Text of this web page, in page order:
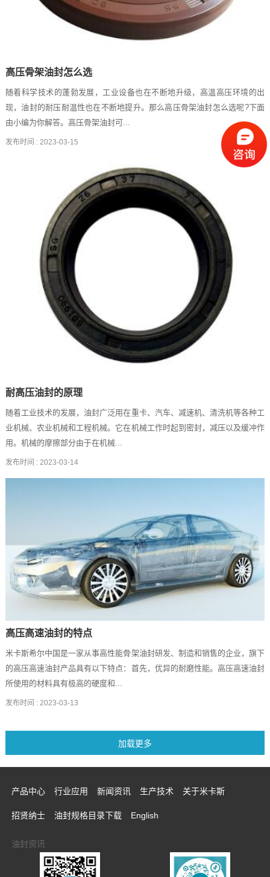
高压骨架油封怎么选
随着科学技术的蓬勃发展，工业设备也在不断地升级，高温高压环境的出
现，油封的耐压耐温性也在不断地提升。那么高压骨架油封怎么选呢?下面
由小编为你解答。高压骨架油封可...
发布时间 : 2023-03-15
耐高压油封的原理
随着工业技术的发展，油封广泛用在重卡、汽车、减速机、清洗机等各种工
业机械、农业机械和工程机械。它在机械工作时起到密封，减压以及缓冲作
用。机械的摩擦部分由于在机械...
发布时间 : 2023-03-14
高压高速油封的特点
米卡斯希尔中国是一家从事高性能骨架油封研发、制造和销售的企业，旗下
的高压高速油封产品具有以下特点：首先，优异的耐磨性能。高压高速油封
所使用的材料具有极高的硬度和...
发布时间 : 2023-03-13
产品中心 行业应用 新闻资讯 生产技术 关于米卡斯
招贤纳士 油封规格目录下载 English
油封资讯